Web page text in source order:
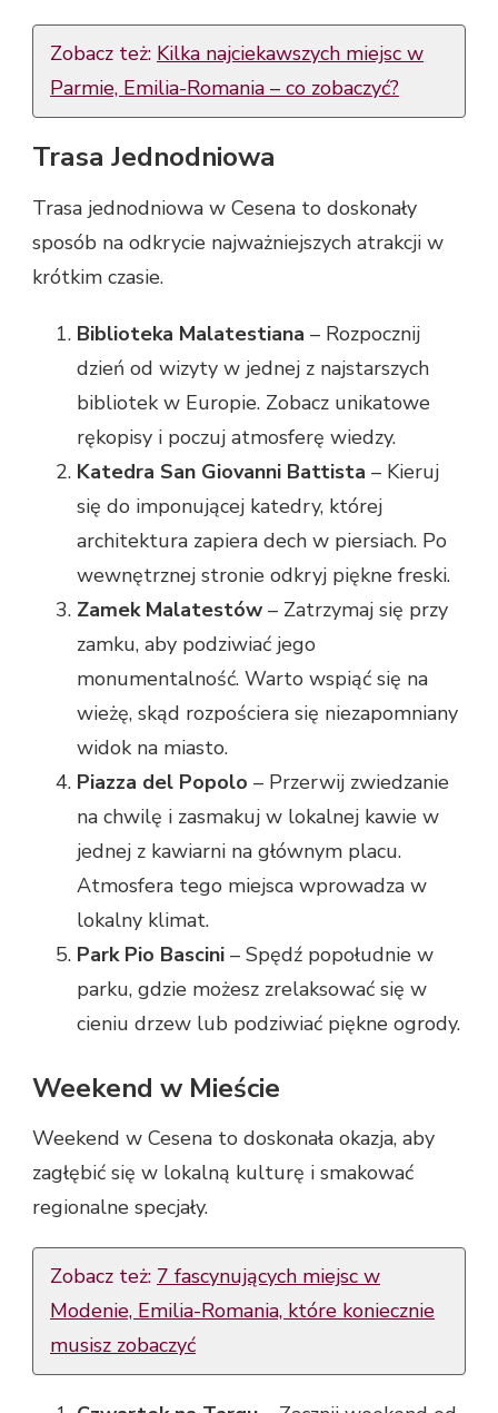
Zobacz też: Kilka najciekawszych miejsc w
Parmie, Emilia-Romania – co zobaczyć?
Trasa Jednodniowa
Trasa jednodniowa w Cesena to doskonały
sposób na odkrycie najważniejszych atrakcji w
krótkim czasie.
Biblioteka Malatestiana – Rozpocznij
dzień od wizyty w jednej z najstarszych
bibliotek w Europie. Zobacz unikatowe
rękopisy i poczuj atmosferę wiedzy.
Katedra San Giovanni Battista – Kieruj
się do imponującej katedry, której
architektura zapiera dech w piersiach. Po
wewnętrznej stronie odkryj piękne freski.
Zamek Malatestów – Zatrzymaj się przy
zamku, aby podziwiać jego
monumentalność. Warto wspiąć się na
wieżę, skąd rozpościera się niezapomniany
widok na miasto.
Piazza del Popolo – Przerwij zwiedzanie
na chwilę i zasmakuj w lokalnej kawie w
jednej z kawiarni na głównym placu.
Atmosfera tego miejsca wprowadza w
lokalny klimat.
Park Pio Bascini – Spędź popołudnie w
parku, gdzie możesz zrelaksować się w
cieniu drzew lub podziwiać piękne ogrody.
Weekend w Mieście
Weekend w Cesena to doskonała okazja, aby
zagłębić się w lokalną kulturę i smakować
regionalne specjały.
Zobacz też: 7 fascynujących miejsc w
Modenie, Emilia-Romania, które koniecznie
musisz zobaczyć